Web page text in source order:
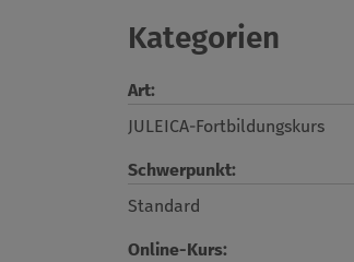
Kategorien
Art:
JULEICA-Fortbildungskurs
Schwerpunkt:
Standard
Online-Kurs: